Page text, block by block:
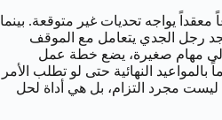
يواجه تحديات غير متوقعة. بينما
رجل الجدي يتعامل مع الموقف
إلى مهام صغيرة، يضع خطة عمل
بالمواعيد النهائية حتى لو تطلب الأمر
مجرد التزام، بل هي أداة لحل